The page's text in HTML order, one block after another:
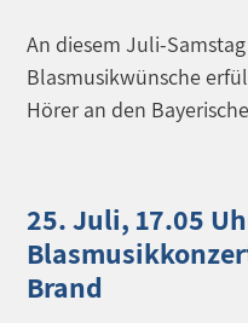
An diesem Juli-
Blasmusikwünsche
Hörer an den
25. Juli, 17.05
Brand